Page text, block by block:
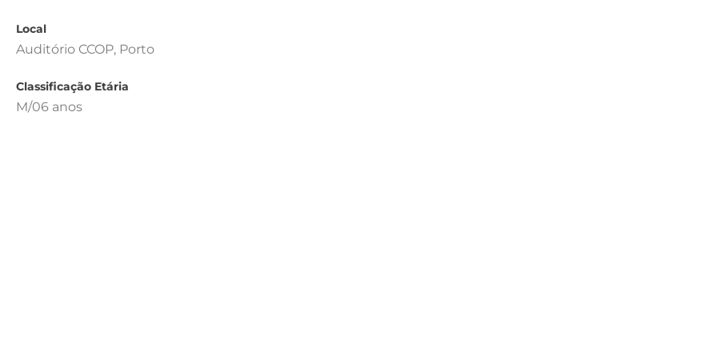
Local
Auditório CCOP, Porto
Classificação Etária
M/06 anos